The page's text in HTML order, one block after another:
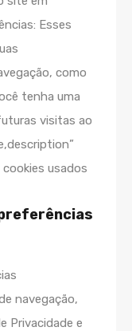
Esses
como
tenha uma
visitas ao
usados
navegação,
Privacidade e